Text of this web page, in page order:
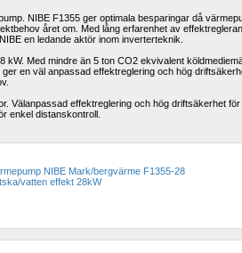
NIBE F1355 ger optimala besparingar då
året om. Med lång erfarenhet av
en ledande aktör inom inverterteknik.
Med mindre än 5 ton CO2 ekvivalent
en väl anpassad effektreglering och hög
Välanpassad effektreglering och hög driftsäkerhet
enkel distanskontroll.
NIBE Mark/bergvärme F1355-28
vatten effekt 28kW